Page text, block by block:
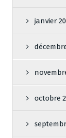
janvier
octobre